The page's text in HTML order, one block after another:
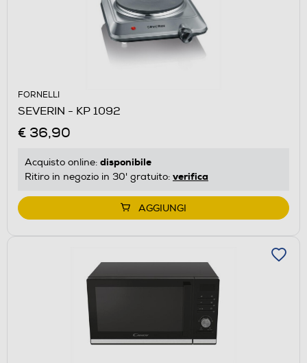
FORNELLI
SEVERIN - KP 1092
€ 36,90
Acquisto online: disponibile
Ritiro in negozio in 30' gratuito: verifica
AGGIUNGI